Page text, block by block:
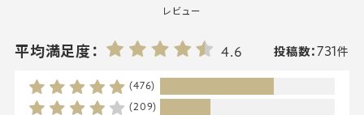
レビュー
平均満足度： 4.6 投稿数：731件
(476)
(209)